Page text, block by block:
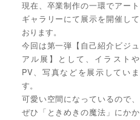
現在、卒業制作の一環でアート
ギャラリーにて展示を開催して
おります。
今回は第一弾【自己紹介ビジュ
アル展】として、イラストや
PV、写真などを展示していま
す。
可愛い空間になっているので、
ぜひ「ときめきの魔法」にかか